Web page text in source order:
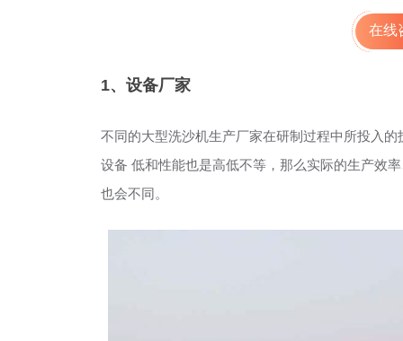
在线
1、设备厂家
不同的大型洗沙机生产厂家在研制过程中所投入
设备 低和性能也是高低不等，那么实际的生产效
也会不同。